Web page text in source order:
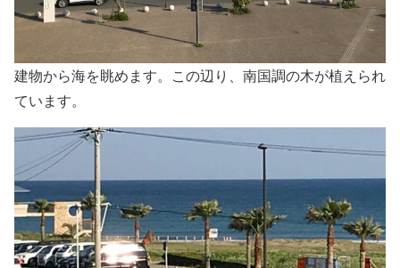
建物から海を眺めます。この辺り、南国調の木が植えられ
ています。